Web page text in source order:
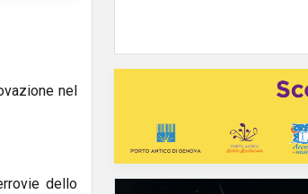
nel
dello